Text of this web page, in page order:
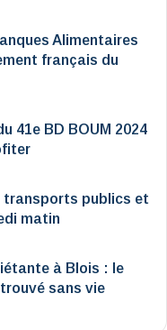
Alimentaires
français du
41e BD BOUM 2024
transports publics et
matin
à Blois : le
sans vie